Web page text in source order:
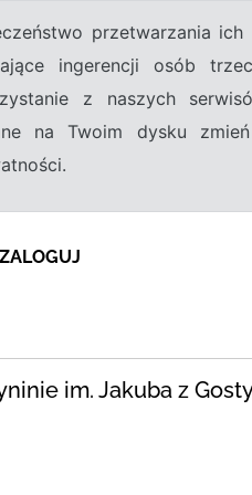
przetwarzania ich
ingerencji osób
z naszych
na Twoim dysku
im. Jakuba z